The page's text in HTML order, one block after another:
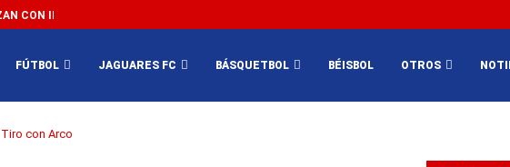
CON IMPEDIR EL MÉXICO VS SUDÁFRICA...
FÚTBOL JAGUARES FC BÁSQUETBOL BÉISBOL OTROS
con Arco